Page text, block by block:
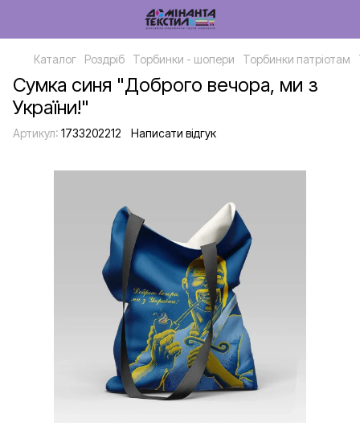
Каталог Роздріб Торбинки - шопери Торбинки патріотам
Сумка синя "Доброго вечора, ми з
України!"
Артикул: 1733202212 Написати відгук